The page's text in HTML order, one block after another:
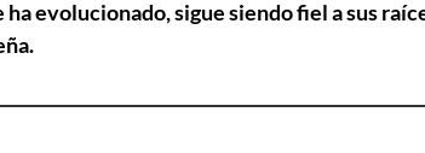
ha evolucionado, sigue siendo fiel a sus